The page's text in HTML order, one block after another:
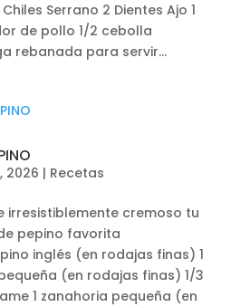
Serrano 2 Dientes Ajo 1
de pollo 1/2 cebolla
rebanada para servir...
2026 | Recetas
irresistiblemente cremoso tu
pepino favorita
inglés (en rodajas finas) 1
(en rodajas finas) 1/3
1 zanahoria pequeña (en